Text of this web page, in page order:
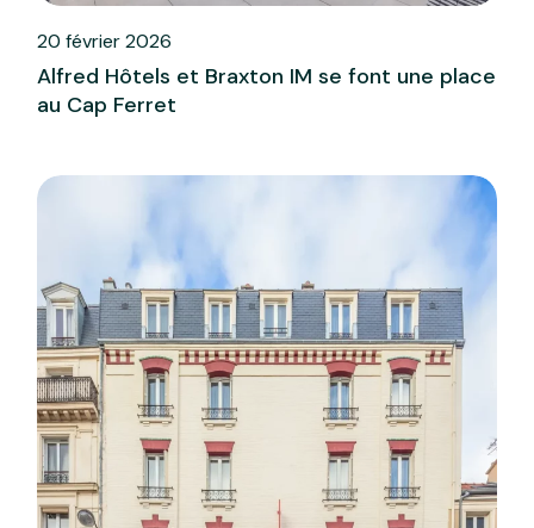
20 février 2026
Alfred Hôtels et Braxton IM se font une place
au Cap Ferret